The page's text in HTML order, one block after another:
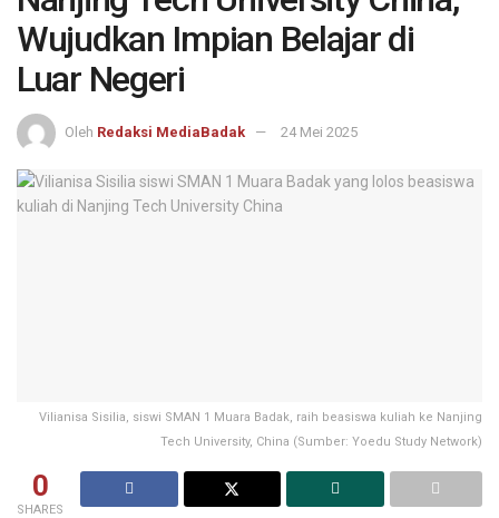
Wujudkan Impian Belajar di
Luar Negeri
Oleh Redaksi MediaBadak 24 Mei 2025
Vilianisa Sisilia, siswi SMAN 1 Muara Badak, raih beasiswa kuliah ke Nanjing
Tech University, China (Sumber: Yoedu Study Network)
0
SHARES